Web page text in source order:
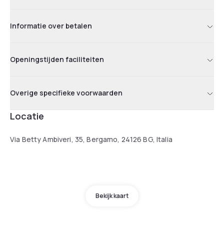
Informatie over betalen
Openingstijden faciliteiten
Overige specifieke voorwaarden
Locatie
Via Betty Ambiveri, 35, Bergamo, 24126 BG, Italia
Bekijk kaart